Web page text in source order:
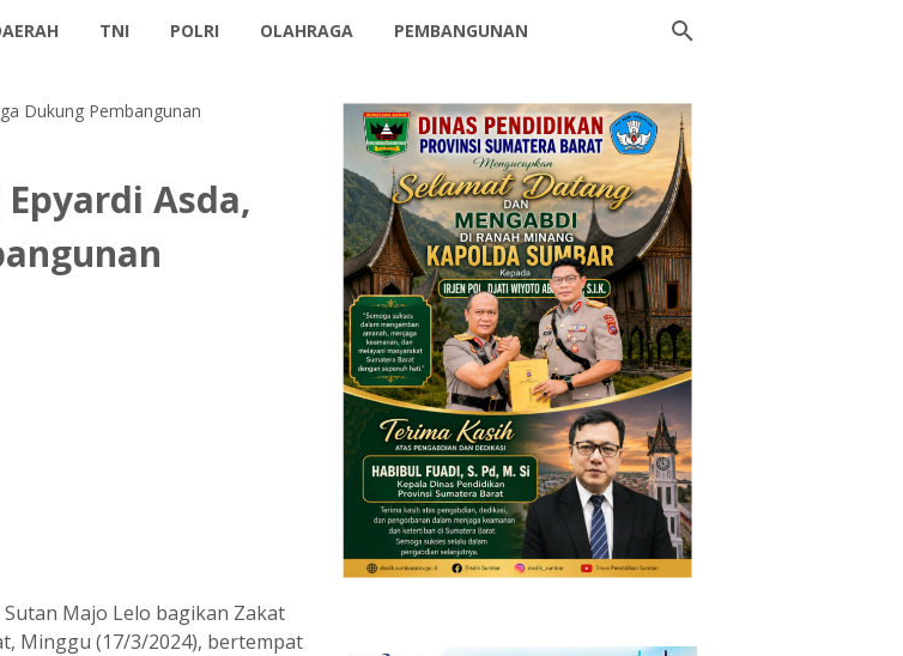
TNI POLRI OLAHRAGA PEMBANGUNAN
Dukung Pembangunan
Asda,
Sutan Majo Lelo bagikan Zakat
Minggu (17/3/2024), bertempat